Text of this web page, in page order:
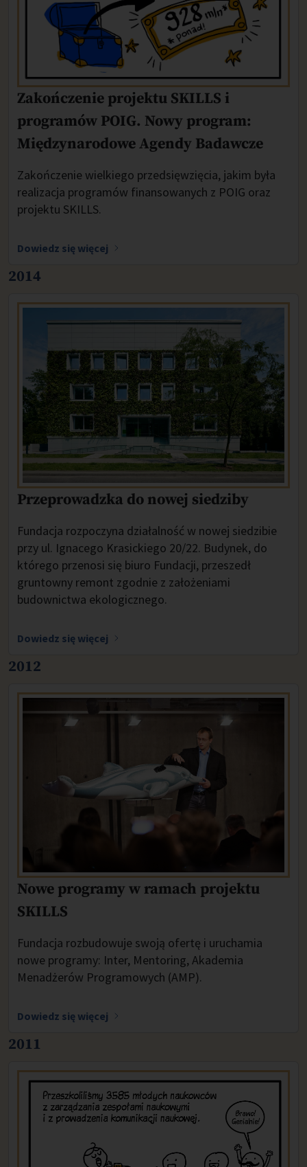
Zakończenie projektu SKILLS i
programów POIG. Nowy program:
Międzynarodowe Agendy Badawcze
Zakończenie wielkiego przedsięwzięcia, jakim była
realizacja programów finansowanych z POIG oraz
projektu SKILLS.
Dowiedz się więcej
2014
Przeprowadzka do nowej siedziby
Fundacja rozpoczyna działalność w nowej siedzibie
przy ul. Ignacego Krasickiego 20/22. Budynek, do
którego przenosi się biuro Fundacji, przeszedł
gruntowny remont zgodnie z założeniami
budownictwa ekologicznego.
Dowiedz się więcej
2012
Nowe programy w ramach projektu
SKILLS
Fundacja rozbudowuje swoją ofertę i uruchamia
nowe programy: Inter, Mentoring, Akademia
Menadżerów Programowych (AMP).
Dowiedz się więcej
2011